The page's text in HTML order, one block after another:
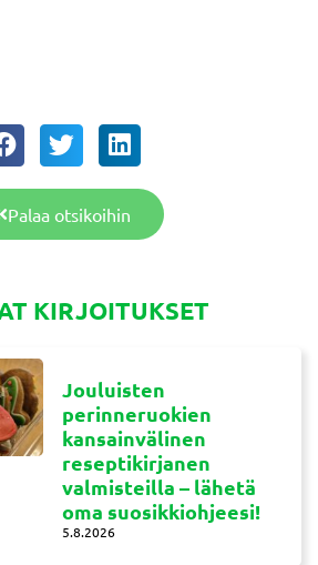
Palaa otsikoihin
KIRJOITUKSET
Jouluisten
perinneruokien
kansainvälinen
reseptikirjanen
valmisteilla – lähetä
oma suosikkiohjeesi!
5.8.2026